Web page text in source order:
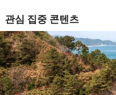
관심 집중 콘텐츠